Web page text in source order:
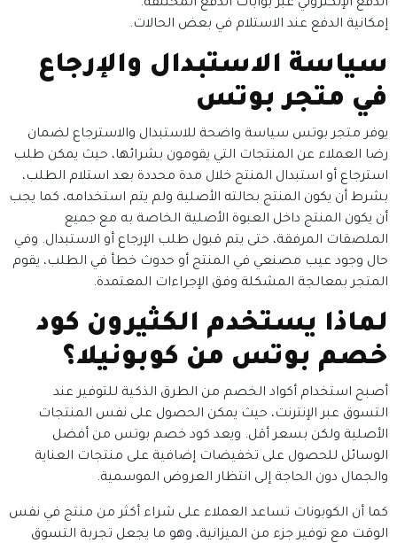
الدفع الإلكتروني عبر بوابات الدفع المختلفة.
إمكانية الدفع عند الاستلام في بعض الحالات.
سياسة الاستبدال والإرجاع
في متجر بوتس
يوفر متجر بوتس سياسة واضحة للاستبدال والاسترجاع لضمان
رضا العملاء عن المنتجات التي يقومون بشرائها، حيث يمكن طلب
استرجاع أو استبدال المنتج خلال مدة محددة بعد استلام الطلب،
بشرط أن يكون المنتج بحالته الأصلية ولم يتم استخدامه، كما يجب
أن يكون المنتج داخل العبوة الأصلية الخاصة به مع جميع
الملصقات المرفقة، حتى يتم قبول طلب الإرجاع أو الاستبدال. وفي
حال وجود عيب مصنعي في المنتج أو حدوث خطأ في الطلب، يقوم
المتجر بمعالجة المشكلة وفق الإجراءات المعتمدة.
لماذا يستخدم الكثيرون كود
خصم بوتس من كوبونيلا؟
أصبح استخدام أكواد الخصم من الطرق الذكية للتوفير عند
التسوق عبر الإنترنت، حيث يمكن الحصول على نفس المنتجات
الأصلية ولكن بسعر أقل. ويعد كود خصم بوتس من أفضل
الوسائل للحصول على تخفيضات إضافية على منتجات العناية
والجمال دون الحاجة إلى انتظار العروض الموسمية.
كما أن الكوبونات تساعد العملاء على شراء أكثر من منتج في نفس
الوقت مع توفير جزء من الميزانية، وهو ما يجعل تجربة التسوق